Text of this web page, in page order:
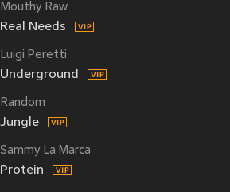
Mouthy Raw
Real Needs
Luigi Peretti
Underground
Random
Jungle
Sammy La Marca
Protein